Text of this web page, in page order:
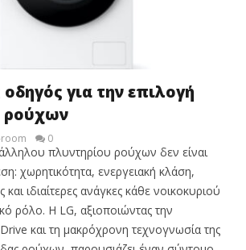
για την επιλογή
ρούχων
0
πλυντηρίου ρούχων δεν είναι
χωρητικότητα, ενεργειακή κλάση,
ιδιαίτερες ανάγκες κάθε νοικοκυριού
ρόλο. Η LG, αξιοποιώντας την
και τη μακρόχρονη τεχνογνωσία της